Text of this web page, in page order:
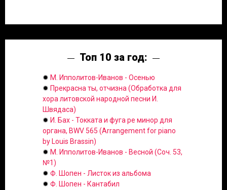
Топ 10 за год:
✹ М. Ипполитов-Иванов - Осенью
✹ Прекрасна ты, отчизна (Обработка для
хора литовской народной песни И.
Швядаса)
✹ И. Бах - Токката и фуга ре минор для
органа, BWV 565 (Arrangement for piano
by Louis Brassin)
✹ М. Ипполитов-Иванов - Весной (Соч. 53,
№1)
✹ Ф. Шопен - Листок из альбома
✹ Ф. Шопен - Кантабил